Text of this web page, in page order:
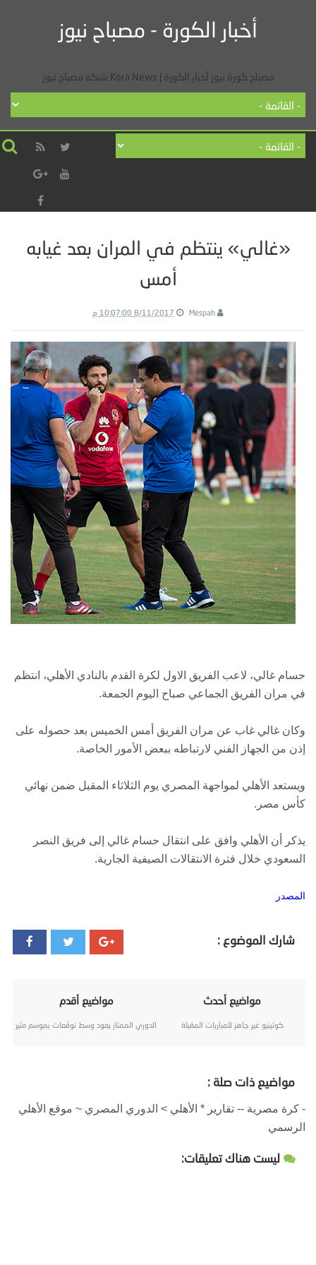
أخبار الكورة - مصباح نيوز
مصباح كورة نيوز أخبار الكورة | Kora News شبكة مصباح نيوز
«غالي» ينتظم في المران بعد غيابه
أمس
Mespah 8/11/2017 10:07:00 م
حسام غالي، لاعب الفريق الاول لكرة القدم بالنادي الأهلي، انتظم
في مران الفريق الجماعي صباح اليوم الجمعة.
وكان غالي غاب عن مران الفريق أمس الخميس بعد حصوله على
إذن من الجهاز الفني لارتباطه ببعض الأمور الخاصة.
ويستعد الأهلي لمواجهة المصري يوم الثلاثاء المقبل ضمن نهائي
كأس مصر.
يذكر أن الأهلي وافق على انتقال حسام غالي إلى فريق النصر
السعودي خلال فترة الانتقالات الصيفية الجارية.
المصدر
شارك الموضوع :
مواضيع أحدث
كوتينيو غير جاهز للمباريات المقبلة
مواضيع أقدم
الدوري الممتاز يعود وسط توقّعات بموسم مثير
مواضيع ذات صلة :
- كرة مصرية -- تقارير * الأهلي > الدوري المصري ~ موقع الأهلي
الرسمي
ليست هناك تعليقات: